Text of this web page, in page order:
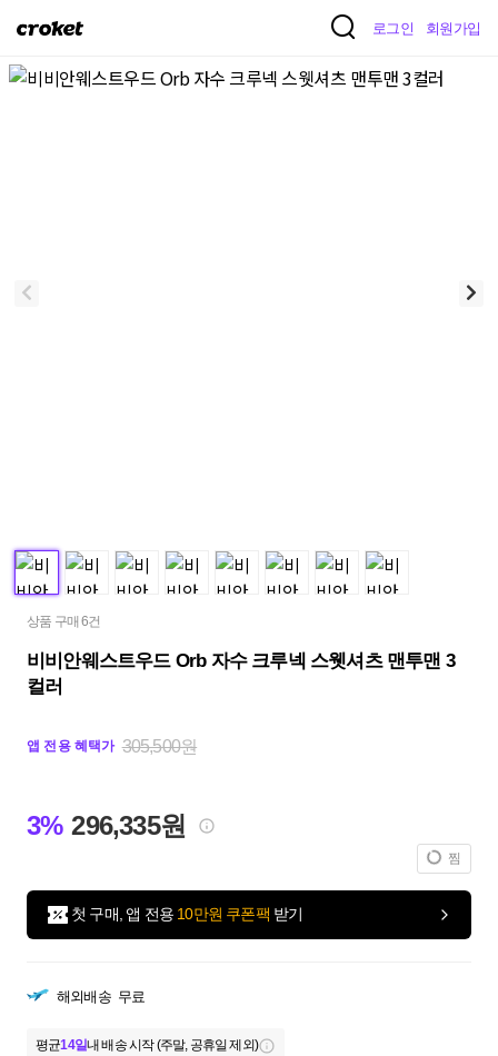
크
켓
로그인 회원가입
상품 구매 6건
비비안웨스트우드 Orb 자수 크루넥 스웻셔츠 맨투맨 3
컬러
앱 전용 혜택가 305,500원
3% 296,335원
찜
첫 구매, 앱 전용 10만원 쿠폰팩 받기
해외배송 무료
평균14일내 배송 시작 (주말, 공휴일 제외)